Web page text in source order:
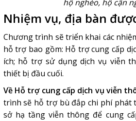
hộ nghèo, hộ cận
Nhiệm vụ, địa bàn
Chương trình sẽ triển khai các
hỗ trợ bao gồm: Hỗ trợ cung cấp
ích; hỗ trợ sử dụng dịch vụ viễn
thiết bị đầu cuối.
Về Hỗ trợ cung cấp dịch vụ viễn
trình sẽ hỗ trợ bù đắp chi phí phát
sở hạ tầng viễn thông để cung